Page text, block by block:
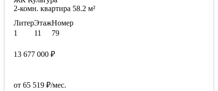
2-комн. квартира 58.2 м²
Литер
1
Этаж
11
Номер
79
13 677 000 ₽
от 65 519 ₽/мес.